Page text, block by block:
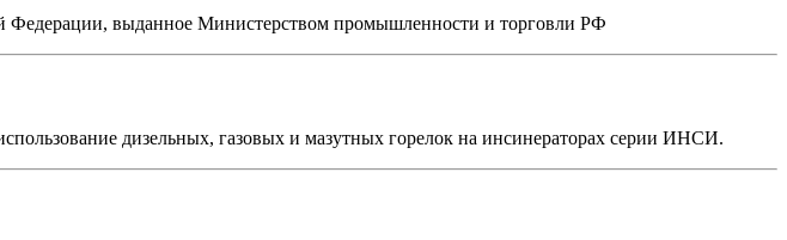
Федерации, выданное Министерством промышленности и торговли РФ
дизельных, газовых и мазутных горелок на инсинераторах серии ИНСИ.